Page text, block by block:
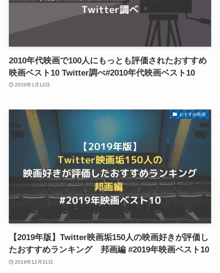
2010年代映画で100人にもっとも評価されたおすすめ
映画ベスト10 Twitter調べ#2010年代映画ベスト10
2020年1月12日
おすすめ映画
【2019年版】Twitter映画垢150人の映画好きが評価し
たおすすめランキング 邦画編 #2019年映画ベスト10
2019年12月31日